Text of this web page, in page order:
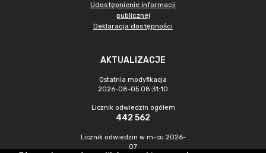
Udostępnienie informacji
publicznej
Deklaracja dostępności
AKTUALIZACJE
Ostatnia modyfikacja
2026-08-05 08:31:10
Licznik odwiedzin ogółem
442 562
Licznik odwiedzin w m-cu 2026-
07